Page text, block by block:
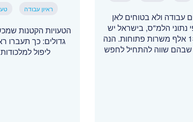
עבודה ולא בטוחים לאן
נתוני הלמ"ס, בישראל יש
יותר מ-131 אלף משרות פתוחות. הנה
שבהם שווה להתחיל לחפש
ראיון עבודה
הטעויות הקטנות
גדולים: כך תעברו
ליפול